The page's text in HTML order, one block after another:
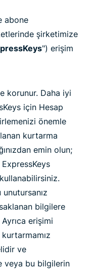
abone
şirketimize
") erişim
korunur. Daha iyi
için Hesap
önemle
kurtarma
emin olun;
ExpressKeys
bilgilere
erişimi
ve
veya bu bilgilerin